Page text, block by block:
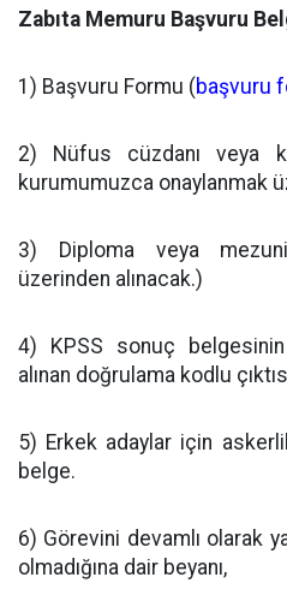
Zabıta Memuru Başvuru
1) Başvuru Formu (başvuru
2) Nüfus cüzdanı veya
kurumumuzca onaylanmak
3) Diploma veya
üzerinden alınacak.)
4) KPSS sonuç
alınan doğrulama kodlu
5) Erkek adaylar için
belge.
6) Görevini devamlı olarak
olmadığına dair beyanı,